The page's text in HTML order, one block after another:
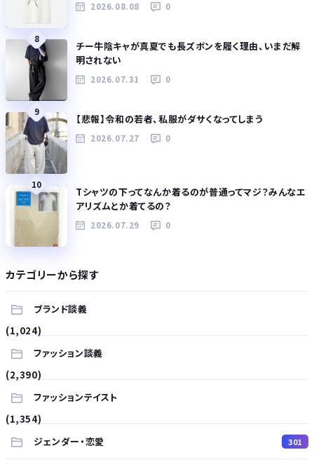
2026.08.08 0
8
チー牛陰キャが真夏でも長ズボンを履く理由、いまだ解
明されない
2026.07.31 0
9
【悲報】令和の若者、私服がダサくなってしまう
2026.07.27 0
10
Tシャツの下ってなんか着るのが普通ってマジ？みんなエ
アリズムとか着てるの？
2026.07.29 0
カテゴリーから探す
ブランド談義
(1,024)
ファッション談義
(2,390)
ファッションテイスト
(1,354)
ジェンダー・恋愛
301